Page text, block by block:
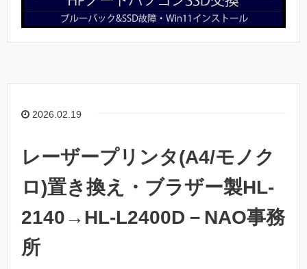
2026.02.19
レーザープリンタ(A4/モノク
ロ)置き換え・ブラザー製HL-
2140→HL-L2400D－NAO事務
所